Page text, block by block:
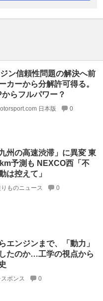
ン信頼性問題の解決へ前
ーから分解許可得る。
らフルパワー？
日本版 0
州の高速渋滞」に異変 東
予測も NEXCO西「不
は控えて」
ものニュース 0
エンジンまで、「動力」
たのか…工学の視点から
スポンス 0